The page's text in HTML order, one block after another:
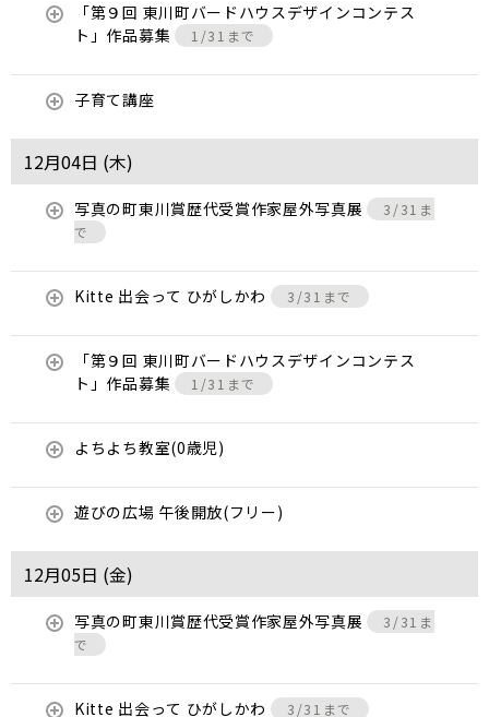
「第９回 東川町バードハウスデザインコンテス
ト」作品募集
1/31まで
子育て講座
12月04日 (木)
写真の町東川賞歴代受賞作家屋外写真展
3/31ま
で
Kitte 出会って ひがしかわ 3/31まで
「第９回 東川町バードハウスデザインコンテス
ト」作品募集
1/31まで
よちよち教室(0歳児)
遊びの広場 午後開放(フリー)
12月05日 (金)
写真の町東川賞歴代受賞作家屋外写真展
3/31ま
で
Kitte 出会って ひがしかわ 3/31まで